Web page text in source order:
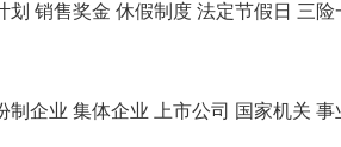
划 销售奖金 休假制度 法定节假日 三险
制企业 集体企业 上市公司 国家机关 事